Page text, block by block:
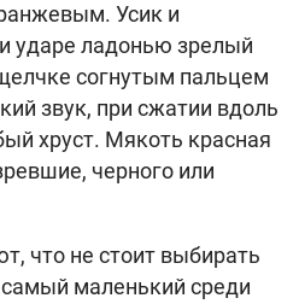
Усик и
ударе ладонью зрелый
согнутым пальцем
звук, при сжатии вдоль
хруст. Мякоть красная
черного или
что не стоит выбирать
маленький среди